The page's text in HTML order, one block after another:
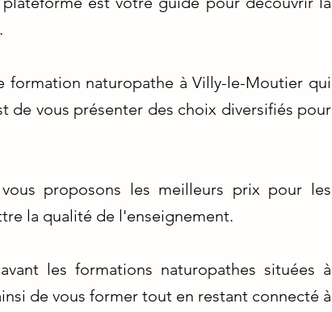
formation naturopathe à Villy-le-Moutier qui
de vous présenter des choix diversifiés pour
proposons les meilleurs prix pour les
la qualité de l'enseignement.
les formations naturopathes situées à
de vous former tout en restant connecté à